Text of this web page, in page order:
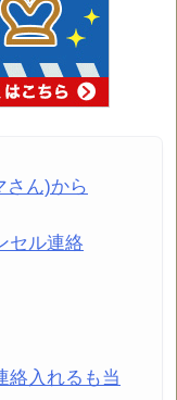
さん)から
セル連絡
絡入れるも当